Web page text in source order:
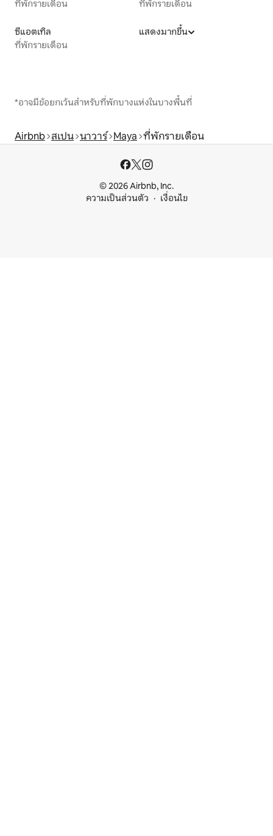
ที่พักรายเดือน ที่พักรายเดือน
ซีแอตเทิล
ที่พักรายเดือน
แสดงมากขึ้น
*อาจมีข้อยกเว้นสำหรับที่พักบางแห่งในบางพื้นที่
Airbnb สเปน นาวาร์ Maya ที่พักรายเดือน
© 2026 Airbnb, Inc.
ความเป็นส่วนตัว
เงื่อนไข